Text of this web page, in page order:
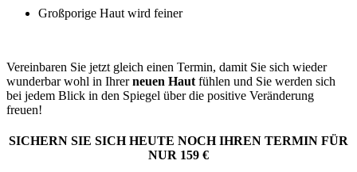
Großporige Haut wird feiner
Vereinbaren Sie jetzt gleich einen Termin, damit Sie sich wieder
wunderbar wohl in Ihrerneuen Haut fühlen und Sie werden sich
bei jedem Blick in den Spiegel über die positive Veränderung
freuen!
SICHERN SIE SICH HEUTE NOCH IHREN TERMIN FÜR
NUR 159 €